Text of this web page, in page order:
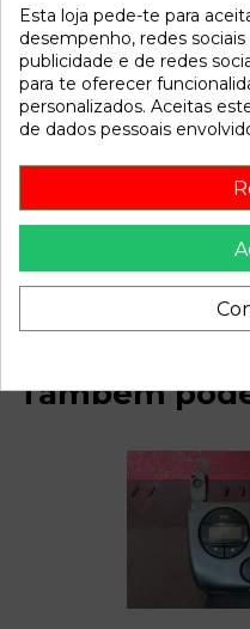
Referência 805263
Disponível a partir de:
Recambio de condensador
nissan primera berlina (p11)
0.99 - ... referencia OEM
Também
Esta loja pede-te para
desempenho, redes
publicidade e de redes
para te oferecer
personalizados. Aceitas
de dados pessoais